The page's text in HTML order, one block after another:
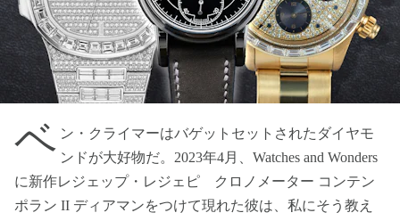
ベ ン・クライマーはバゲットセットされたダイヤモ
ンドが大好物だ。2023年4月、Watches and Wonders
に新作レジェップ・レジェピ クロノメーター コンテン
ポラン II ディアマンをつけて現れた彼は、私にそう教え